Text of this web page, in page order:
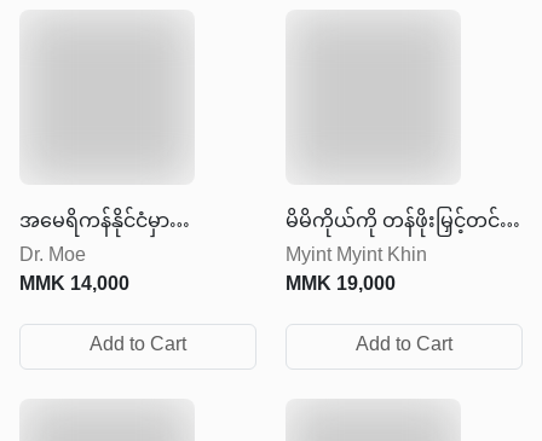
အမေရိကန်နိုင်ငံမှာ
အောင်မြင်တဲ့ဘဝတစ်ခု
တည်ဆောက်မယ်ဆိုလျှင်
Dr. Moe
MMK14,000
Add to Cart
မိမိကိုယ်ကို တန်ဖိုးမြှင့်တင်
ခြင်း
Myint Myint Khin
MMK19,000
Add to Cart